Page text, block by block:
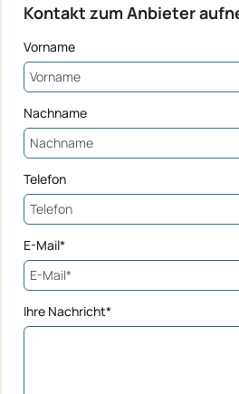
Kontakt zum Anbieter
Vorname
Nachname
Telefon
E-Mail*
Ihre Nachricht*